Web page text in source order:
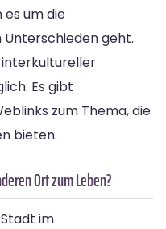
um die
geht.
interkultureller
Es gibt
zum Thema, die
bieten.
Ort zum Leben?
im